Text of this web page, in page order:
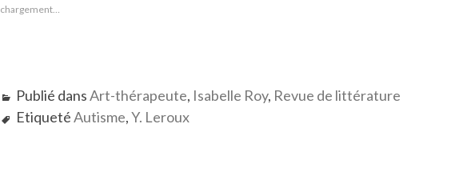
chargement…
Publié dansArt-thérapeute, Isabelle Roy, Revue de littérature
EtiquetéAutisme,Y. Leroux